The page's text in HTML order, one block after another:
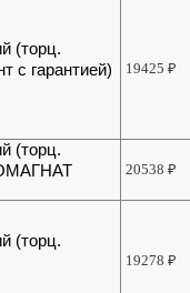
(торц.
с гарантией)
19425₽
(торц.
20538₽
(торц.
19278₽